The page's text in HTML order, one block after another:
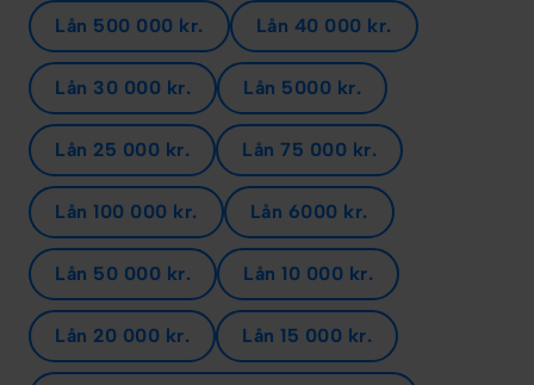
Lån 500 000 kr. Lån 40 000 kr.
Lån 30 000 kr. Lån 5000 kr.
Lån 25 000 kr. Lån 75 000 kr.
Lån 100 000 kr. Lån 6000 kr.
Lån 50 000 kr. Lån 10 000 kr.
Lån 20 000 kr. Lån 15 000 kr.